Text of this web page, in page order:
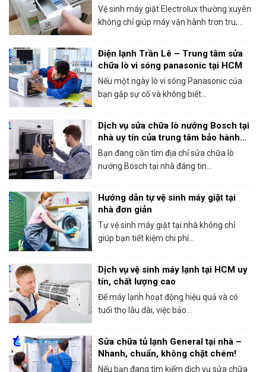
Vệ sinh máy giặt Electrolux thường xuyên
không chỉ giúp máy vận hành trơn tru,...
Điện lạnh Trần Lê – Trung tâm sửa
chữa lò vi sóng panasonic tại HCM
Nếu một ngày lò vi sóng Panasonic của
bạn gặp sự cố và không biết...
Dịch vụ sửa chữa lò nướng Bosch tại
nhà uy tín của trung tâm bảo hành
Bosch tại HCM
Bạn đang cần tìm địa chỉ sửa chữa lò
nướng Bosch tại nhà đáng tin...
Hướng dẫn tự vệ sinh máy giặt tại
nhà đơn giản
Tự vệ sinh máy giặt tại nhà không chỉ
giúp bạn tiết kiệm chi phí...
Dịch vụ vệ sinh máy lạnh tại HCM uy
tín, chất lượng cao
Để máy lạnh hoạt động hiệu quả và có
tuổi thọ lâu dài, việc bảo...
Sửa chữa tủ lạnh General tại nhà –
Nhanh, chuẩn, không chặt chém!
Nếu bạn đang tìm kiếm dịch vụ sửa chữa